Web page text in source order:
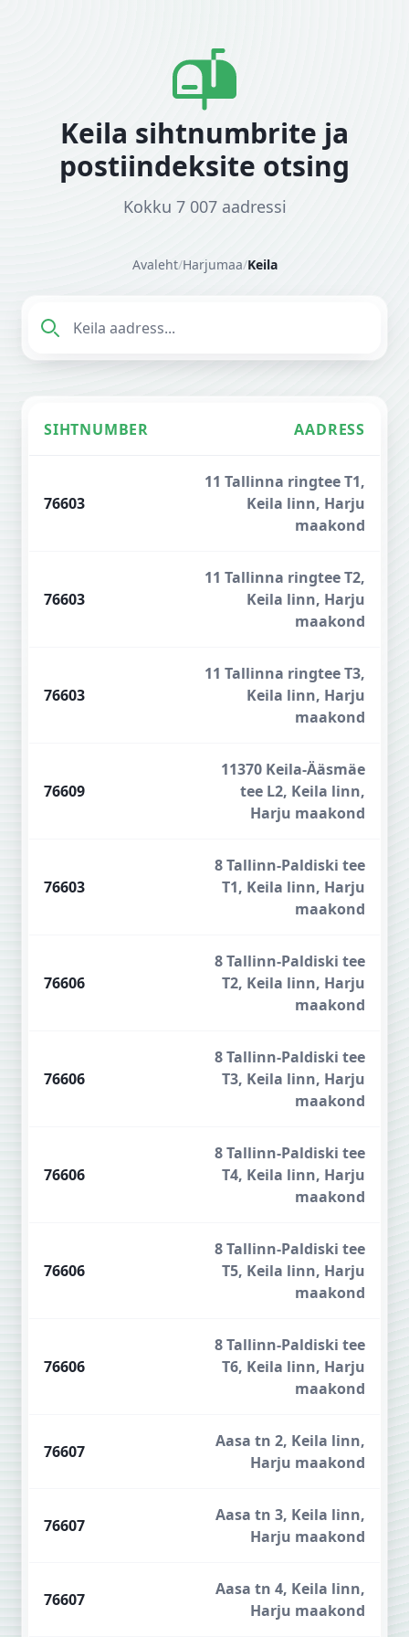
Keila sihtnumbrite ja
postiindeksite otsing
Kokku 7 007 aadressi
Avaleht/Harjumaa/Keila
SIHTNUMBER AADRESS
76603
11 Tallinna ringtee T1,
Keila linn, Harju
maakond
76603
11 Tallinna ringtee T2,
Keila linn, Harju
maakond
76603
11 Tallinna ringtee T3,
Keila linn, Harju
maakond
76609
11370 Keila-Ääsmäe
tee L2, Keila linn,
Harju maakond
76603
8 Tallinn-Paldiski tee
T1, Keila linn, Harju
maakond
76606
8 Tallinn-Paldiski tee
T2, Keila linn, Harju
maakond
76606
8 Tallinn-Paldiski tee
T3, Keila linn, Harju
maakond
76606
8 Tallinn-Paldiski tee
T4, Keila linn, Harju
maakond
76606
8 Tallinn-Paldiski tee
T5, Keila linn, Harju
maakond
76606
8 Tallinn-Paldiski tee
T6, Keila linn, Harju
maakond
76607
Aasa tn 2, Keila linn,
Harju maakond
76607
Aasa tn 3, Keila linn,
Harju maakond
76607
Aasa tn 4, Keila linn,
Harju maakond